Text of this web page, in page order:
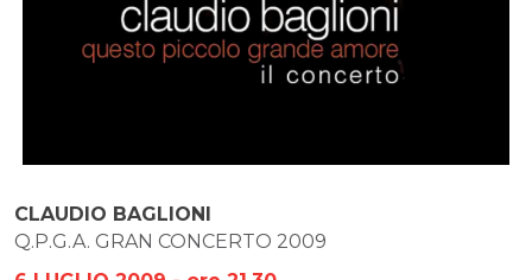
CLAUDIO BAGLIONI
Q.P.G.A. GRAN CONCERTO 2009